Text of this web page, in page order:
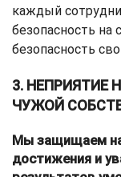
каждый
безопасность на
безопасность
3. НЕПРИЯТИЕ
ЧУЖОЙ
Мы защищаем
достижения и